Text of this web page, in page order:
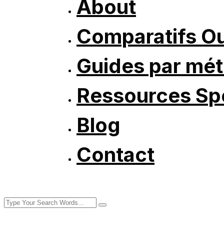
About
Comparatifs
Guides par
Ressources
Blog
Contact